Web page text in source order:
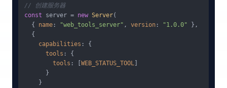
// 创建服务器
const server = new Server(
  {
name : "web_tools_server" , version : "1.0.0" },
  {
capabilities : {
tools : {
tools : [ WEB_STATUS_TOOL
      }
    }